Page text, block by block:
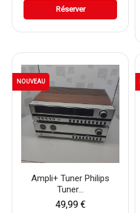
Réserver
Ampli+ Tuner Philips
Tuner...
49,99 €
NOUVEAU